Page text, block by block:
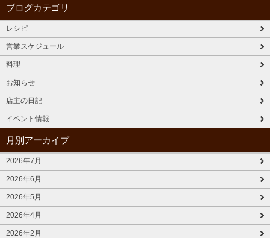
ブログカテゴリ
レシピ
営業スケジュール
料理
お知らせ
店主の日記
イベント情報
月別アーカイブ
2026年7月
2026年6月
2026年5月
2026年4月
2026年2月